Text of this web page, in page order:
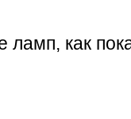
ламп, как